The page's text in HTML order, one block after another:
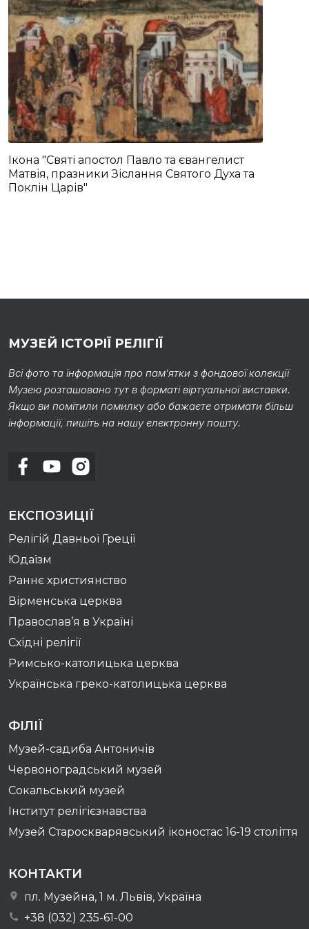
Ікона "Святі апостол Павло та євангелист
Матвія, празники Зіслання Святого Духа та
Поклін Царів"
МУЗЕЙ ІСТОРІЇ РЕЛІГІЇ
Всі фото та інформація про пам’ятки з фондової колекції
Музею розташовано тут в форматі віртуальної виставки.
Якщо ви помітили помилку або бажаєте отримати більш
інформації, пишіть на нашу електронну пошту.
ЕКСПОЗИЦІЇ
Релігій Давньої Греції
Юдаїзм
Раннє християнство
Вірменська церква
Православ’я в Україні
Східні релігії
Римсько-католицька церква
Українська греко-католицька церква
ФІЛІЇ
Музей-садиба Антоничів
Червоноградський музей
Сокальський музей
Інститут релігієзнавства
Музей Староскварявський іконостас 16-19 cтоліття
КОНТАКТИ
пл. Музейна, 1 м. Львів, Україна
+38 (032) 235-61-00